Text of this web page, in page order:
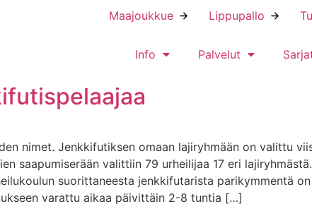
Maajoukkue Lippupallo
Info Palvelut
nimet. Jenkkifutiksen omaan lajiryhmään on valittu
saapumiserään valittiin 79 urheilijaa 17 eri
suorittaneesta jenkkifutarista parikymmentä
varattu aikaa päivittäin 2-8 tuntia […]